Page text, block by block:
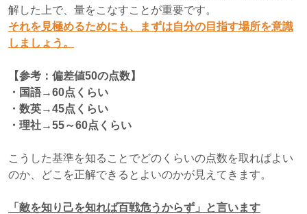
解した上で、量をこなすことが重要です。
それを見極めるためにも、まずは自分の目指す場所を意識
しましょう。
【参考：偏差値50の点数】
・国語→60点くらい
・数英→45点くらい
・理社→55～60点くらい
こうした基準を知ることでどのくらいの点数を取ればよい
のか、どこを正解できるとよいのかが見えてきます。
「敵を知り己を知れば百戦危うからず」と言います